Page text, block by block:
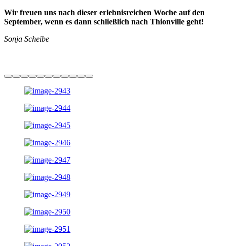
Wir freuen uns nach dieser erlebnisreichen Woche auf den
September, wenn es dann schließlich nach Thionville geht!
Sonja Scheibe